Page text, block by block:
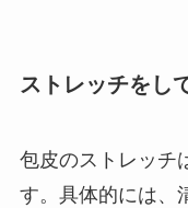
ストレッチをし
包皮のストレッチ
す。具体的には、